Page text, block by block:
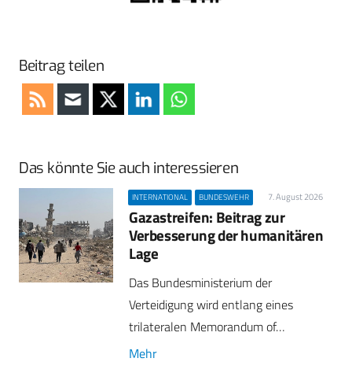
Beitrag teilen
Das könnte Sie auch interessieren
INTERNATIONAL BUNDESWEHR 7. August 2026
Gazastreifen: Beitrag zur
Verbesserung der humanitären
Lage
Das Bundesministerium der
Verteidigung wird entlang eines
trilateralen Memorandum of…
Mehr